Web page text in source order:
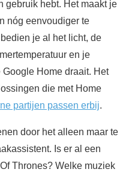
gebruik hebt. Het maakt je
nóg eenvoudiger te
je al het licht, de
en je
Home draait. Het
die met Home
partijen passen erbij.
door het alleen maar te
Is er al een
Thrones? Welke muziek